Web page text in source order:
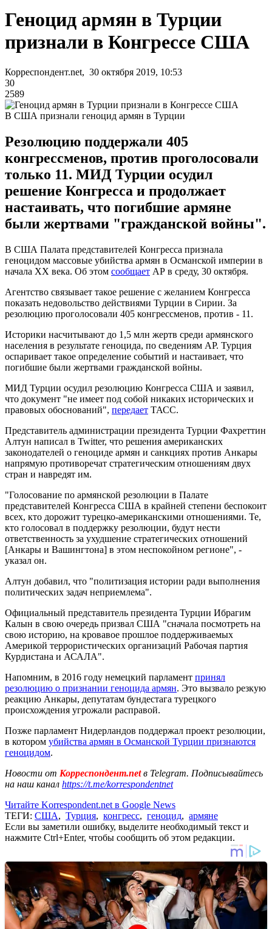
Геноцид армян в Турции
признали в Конгрессе США
Корреспондент.net, 30 октября 2019, 10:53
30
2589
В США признали геноцид армян в Турции
Резолюцию поддержали 405
конгрессменов, против проголосовали
только 11. МИД Турции осудил
решение Конгресса и продолжает
настаивать, что погибшие армяне
были жертвами "гражданской войны".
В США Палата представителей Конгресса признала
геноцидом массовые убийства армян в Османской империи в
начала ХХ века. Об этом сообщает АР в среду, 30 октября.
Агентство связывает такое решение с желанием Конгресса
показать недовольство действиями Турции в Сирии. За
резолюцию проголосовали 405 конгрессменов, против - 11.
Историки насчитывают до 1,5 млн жертв среди армянского
населения в результате геноцида, по сведениям AP. Турция
оспаривает такое определение событий и настаивает, что
погибшие были жертвами гражданской войны.
МИД Турции осудил резолюцию Конгресса США и заявил,
что документ "не имеет под собой никаких исторических и
правовых обоснований", передает ТАСС.
Представитель администрации президента Турции Фахреттин
Алтун написал в Twitter, что решения американских
законодателей о геноциде армян и санкциях против Анкары
напрямую противоречат стратегическим отношениям двух
стран и навредят им.
"Голосование по армянской резолюции в Палате
представителей Конгресса США в крайней степени беспокоит
всех, кто дорожит турецко-американскими отношениями. Те,
кто голосовал в поддержку резолюции, будут нести
ответственность за ухудшение стратегических отношений
[Анкары и Вашингтона] в этом неспокойном регионе", -
указал он.
Алтун добавил, что "политизация истории ради выполнения
политических задач неприемлема".
Официальный представитель президента Турции Ибрагим
Калын в свою очередь призвал США "сначала посмотреть на
свою историю, на кровавое прошлое поддерживаемых
Америкой террористических организаций Рабочая партия
Курдистана и АСАЛА".
Напомним, в 2016 году немецкий парламент принял
резолюцию о признании геноцида армян. Это вызвало резкую
реакцию Анкары, депутатам бундестага турецкого
происхождения угрожали расправой.
Позже парламент Нидерландов поддержал проект резолюции,
в котором убийства армян в Османской Турции признаются
геноцидом.
Новости от Корреспондент.netв Telegram. Подписывайтесь
на наш канал https://t.me/korrespondentnet
Читайте Korrespondent.net в Google News
ТЕГИ: США, Турция, конгресс, геноцид, армяне
Если вы заметили ошибку, выделите необходимый текст и
нажмите Ctrl+Enter, чтобы сообщить об этом редакции.